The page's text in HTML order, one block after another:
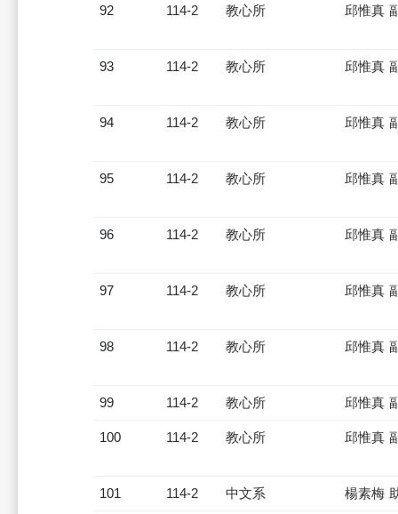
92 114-2 教心所 邱惟真
93 114-2 教心所 邱惟真
94 114-2 教心所 邱惟真
95 114-2 教心所 邱惟真
96 114-2 教心所 邱惟真
97 114-2 教心所 邱惟真
98 114-2 教心所 邱惟真
99 114-2 教心所 邱惟真
100 114-2 教心所 邱惟真
101 114-2 中文系 楊素梅